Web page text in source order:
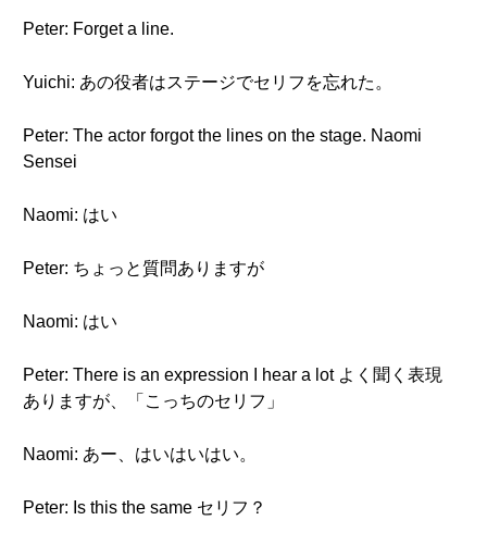
Peter: Forget a line.
Yuichi: あの役者はステージでセリフを忘れた。
Peter: The actor forgot the lines on the stage. Naomi
Sensei
Naomi: はい
Peter: ちょっと質問ありますが
Naomi: はい
Peter: There is an expression I hear a lot よく聞く表現
ありますが、「こっちのセリフ」
Naomi: あー、はいはいはい。
Peter: Is this the same セリフ？